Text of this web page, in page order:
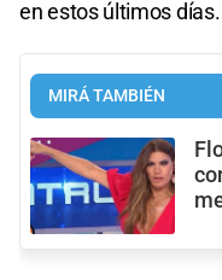
en estos últimos días.
MIRÁ TAMBIÉN